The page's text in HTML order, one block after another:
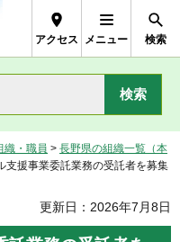
アクセス メニュー 検索
織・職員 > 長野県の組織一覧（本
支援事業委託業務の受託者を募集
更新日：2026年7月8日